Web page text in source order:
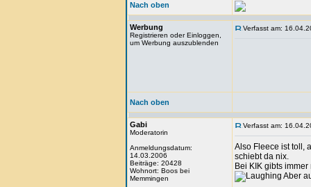
Nach oben
Werbung
Registrieren oder Einloggen,
um Werbung auszublenden
Verfasst am:
Nach oben
Gabi
Moderatorin
Anmeldungsdatum:
14.03.2006
Beiträge: 20428
Wohnort: Boos bei
Memmingen
Verfasst am:
Also Fleece ist toll,
schiebt da nix.
Bei KIK gibts
Aber